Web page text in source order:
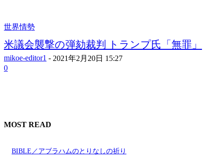
世界情勢
米議会襲撃の弾劾裁判 トランプ氏「無罪」
mikoe-editor1 - 2021年2月20日 15:27
0
MOST READ
BIBLE／アブラハムのとりなしの祈り